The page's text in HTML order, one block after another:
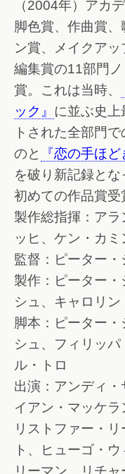
（2004年）アカ
脚色賞、作曲賞
ン賞、メイクアッ
編集賞の11部門
賞。これは当時、
ック』 に並ぶ史
トされた全部門
のと
『恋の手ほど
を破り新記録と
初めての作品賞受
製作総指揮：アラ
ッヒ、ケン・カミ
監督：ピーター・
製作：ピーター
シュ、キャロリ
脚本：ピーター
シュ、フィリッ
ル・トロ
出演：アンディ・
イアン・マッケ
リストファー・
ト、ヒューゴ・